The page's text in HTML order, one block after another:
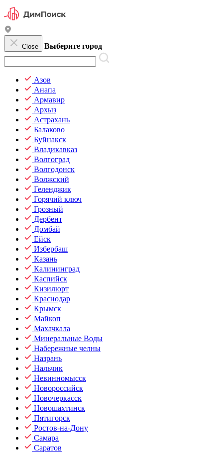
Close Выберите город
Азов
Анапа
Армавир
Архыз
Астрахань
Балаково
Буйнакск
Владикавказ
Волгоград
Волгодонск
Волжский
Геленджик
Горячий ключ
Грозный
Дербент
Домбай
Ейск
Избербаш
Казань
Калининград
Каспийск
Кизилюрт
Краснодар
Крымск
Майкоп
Махачкала
Минеральные Воды
Набережные челны
Назрань
Нальчик
Невинномысск
Новороссийск
Новочеркасск
Новошахтинск
Пятигорск
Ростов-на-Дону
Самара
Саратов